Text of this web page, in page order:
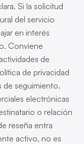
Si la solicitud
del servicio
en interés
Conviene
de
de privacidad
de seguimiento.
electrónicas
o relación
reseña entra
activo, no es